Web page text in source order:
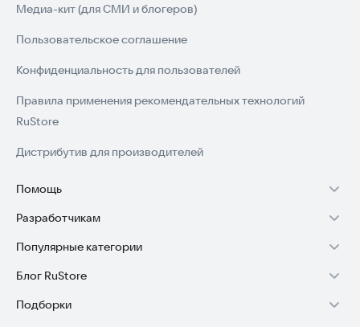
Медиа-кит (для СМИ и блогеров)
Пользовательское соглашение
Конфиденциальность для пользователей
Правила применения рекомендательных технологий
RuStore
Дистрибутив для производителей
Помощь
Установка RuStore на TV
Установка RuStore на телефон
Установка RuStore в машину
Помощь пользователям RuStore
Разработчикам
Зарабатывать с RuStore
Стать разработчиком
Доступ к RuStore Консоль
Популярные категории
Игры для Android
Приложения банков
Блог RuStore
Обзоры игр для Android 2025
Подборки